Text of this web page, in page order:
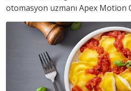
otomasyon uzmanı Apex Motion